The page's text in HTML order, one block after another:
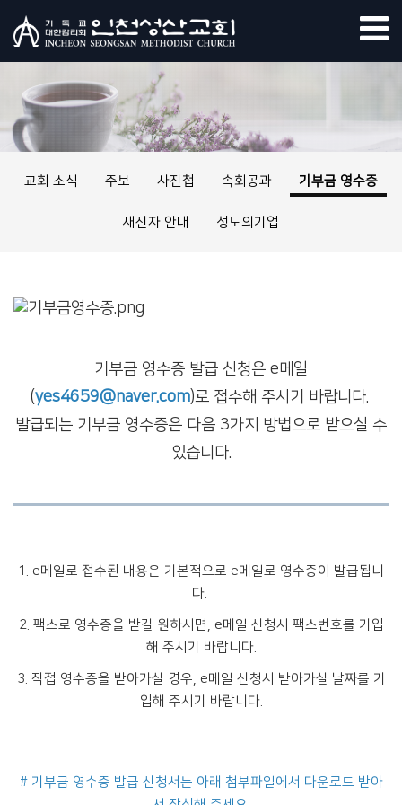
교회 소식 주보 사진첩 속회공과 기부금 영수증
새신자 안내 성도의기업
기부금 영수증 발급 신청은 e메일
(yes4659@naver.com)로 접수해 주시기 바랍니다.
발급되는 기부금 영수증은 다음 3가지 방법으로 받으실 수
있습니다.
1. e메일로 접수된 내용은 기본적으로 e메일로 영수증이 발급됩니
다.
2. 팩스로 영수증을 받길 원하시면, e메일 신청시 팩스번호를 기입
해 주시기 바랍니다.
3. 직접 영수증을 받아가실 경우, e메일 신청시 받아가실 날짜를 기
입해 주시기 바랍니다.
# 기부금 영수증 발급 신청서는 아래 첨부파일에서 다운로드 받아